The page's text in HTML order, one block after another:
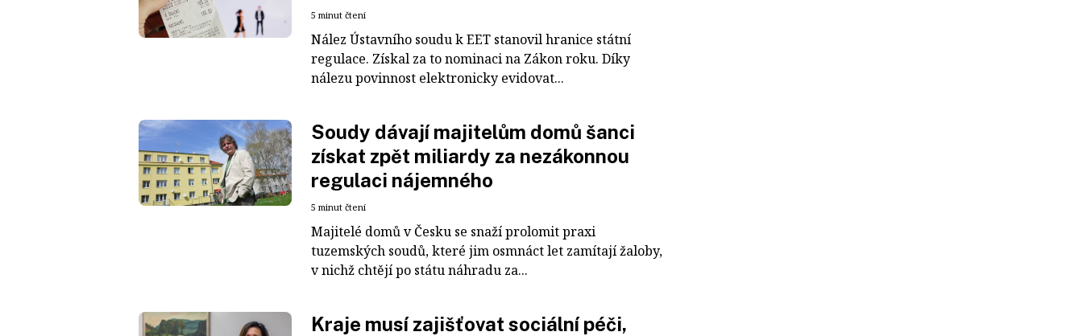
5 minut čtení
Nález Ústavního soudu k EET stanovil hranice státní
regulace. Získal za to nominaci na Zákon roku. Díky
nálezu povinnost elektronicky evidovat...
Soudy dávají majitelům domů šanci
získat zpět miliardy za nezákonnou
regulaci nájemného
5 minut čtení
Majitelé domů v Česku se snaží prolomit praxi
tuzemských soudů, které jim osmnáct let zamítají žaloby,
v nichž chtějí po státu náhradu za...
Kraje musí zajišťovat sociální péči,